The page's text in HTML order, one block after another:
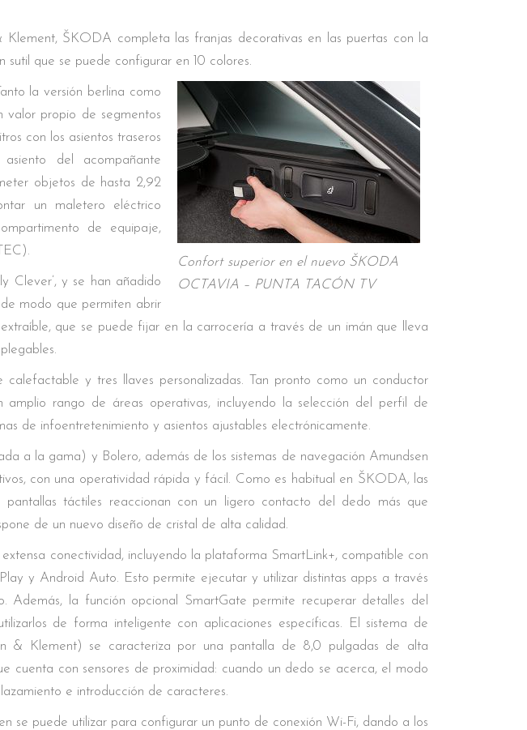
ŠKODA completa las franjas decorativas en las puertas con la
sutil que se puede configurar en 10 colores.
Confort superior en el nuevo ŠKODA
OCTAVIA – PUNTA TACÓN TV
la versión berlina como
valor propio de segmentos
con los asientos traseros
del acompañante
objetos de hasta 2,92
un maletero eléctrico
de equipaje,
Clever’, y se han añadido
modo que permiten abrir
que se puede fijar en la carrocería a través de un imán que lleva
y tres llaves personalizadas. Tan pronto como un conductor
amplio rango de áreas operativas, incluyendo la selección del perfil de
de infoentretenimiento y asientos ajustables electrónicamente.
a la gama) y Bolero, además de los sistemas de navegación Amundsen
con una operatividad rápida y fácil. Como es habitual en ŠKODA, las
táctiles reaccionan con un ligero contacto del dedo más que
de un nuevo diseño de cristal de alta calidad.
conectividad, incluyendo la plataforma SmartLink+, compatible con
y Android Auto. Esto permite ejecutar y utilizar distintas apps a través
Además, la función opcional SmartGate permite recuperar detalles del
de forma inteligente con aplicaciones específicas. El sistema de
& Klement) se caracteriza por una pantalla de 8,0 pulgadas de alta
cuenta con sensores de proximidad: cuando un dedo se acerca, el modo
e introducción de caracteres.
se puede utilizar para configurar un punto de conexión Wi-Fi, dando a los